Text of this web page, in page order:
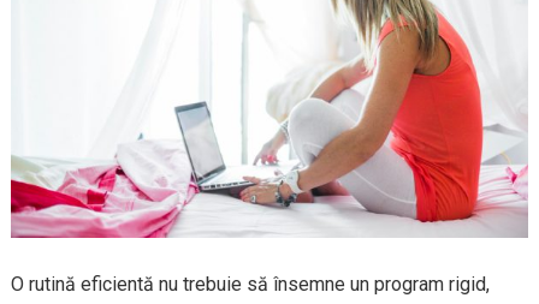
O rutină eficientă nu trebuie să însemne un program rigid,